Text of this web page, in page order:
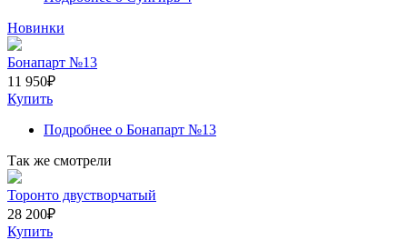
Новинки
Бонапарт №13
11 950₽
Купить
Подробнее о Бонапарт №13
Так же смотрели
Торонто двустворчатый
28 200₽
Купить